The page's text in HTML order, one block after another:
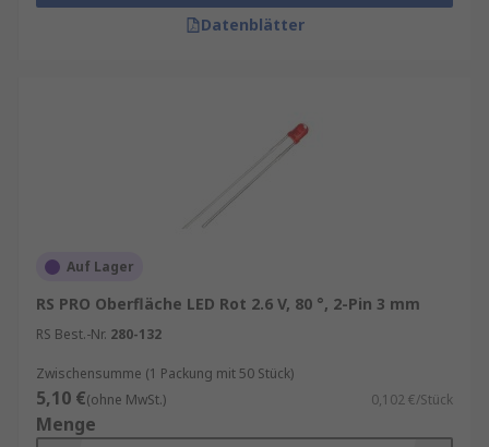
LED-Chip
Einsatzmöglichkeiten von LEDs
Gewerbliche Beleuchtung:
Geschäftsräumen bieten LEDs eine
Beleuchtungslösung. Sie sind ideal für den
Einsatz in Deckenleuchten,
Notbeleuchtungssystemen.
Straßenbeleuchtung:LEDs haben sich
auch in der Straßenbeleuchtung
durchgesetzt. Ihre hohe Lichtausbeute und
Datenblätter
Auf Lager
RS PRO Oberfläche LED Rot 2.6 V, 80 °, 2-Pin 3 mm
RS Best.-Nr. 280-132
Zwischensumme (1 Packung mit 50 Stück)
5,10 €(ohne MwSt.) 0,102 €/Stück
Menge